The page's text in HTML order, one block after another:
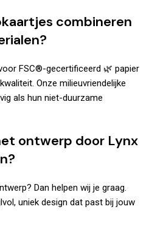
combineren
FSC®-gecertificeerd 🌿 papier
Onze milieuvriendelijke
als hun niet-duurzame
ontwerp door Lynx
Dan helpen wij je graag.
uniek design dat past bij jouw